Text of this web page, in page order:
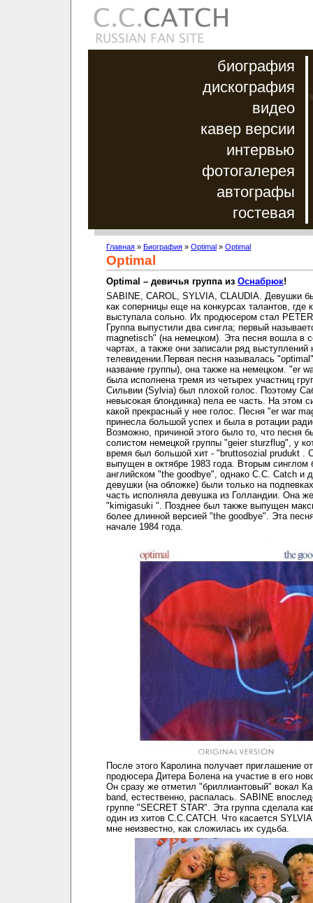
биография
дискография
видео
кавер версии
интервью
фотогалерея
автографы
гостевая
Главная » Биография » Optimal » Optimal
Optimal
Optimal – девичья группа из Оснабрюк!
SABINE, CAROL, SYLVIA, CLAUDIA. Девушки
как соперницы еще на конкурсах талантов, где
выступала сольно. Их продюсером стал
Группа выпустили два сингла; первый
magnetisch" (на немецком). Эта песня вошла в
чартах, а также они записали ряд выступлений
телевидении.Первая песня называлась
название группы), она также на немецком. "er
была исполнена тремя из четырех участниц
Сильвии (Sylvia) был плохой голос. Поэтому
невысокая блондинка) пела ее часть. На этом
какой прекрасный у нее голос. Песня "er war
принесла большой успех и была в ротации
Возможно, причиной этого было то, что песня
солистом немецкой группы "geier sturzflug", у
время был большой хит - "bruttosozial prudukt .
выпущен в октябре 1983 года. Вторым синглом
английском "the goodbye", однако С.С. Catch и
девушки (на обложке) были только на
часть исполняла девушка из Голландии. Она
"kimigasuki ". Позднее был также выпущен
более длинной версией "the goodbye". Эта
начале 1984 года.
После этого Каролина получает приглашение
продюсера Дитера Болена на участие в его
Он сразу же отметил "бриллиантовый" вокал
band, естественно, распалась. SABINE
группе "SECRET STAR". Эта группа сделала
один из хитов С.C.CATCH. Что касается
мне неизвестно, как сложилась их судьба.